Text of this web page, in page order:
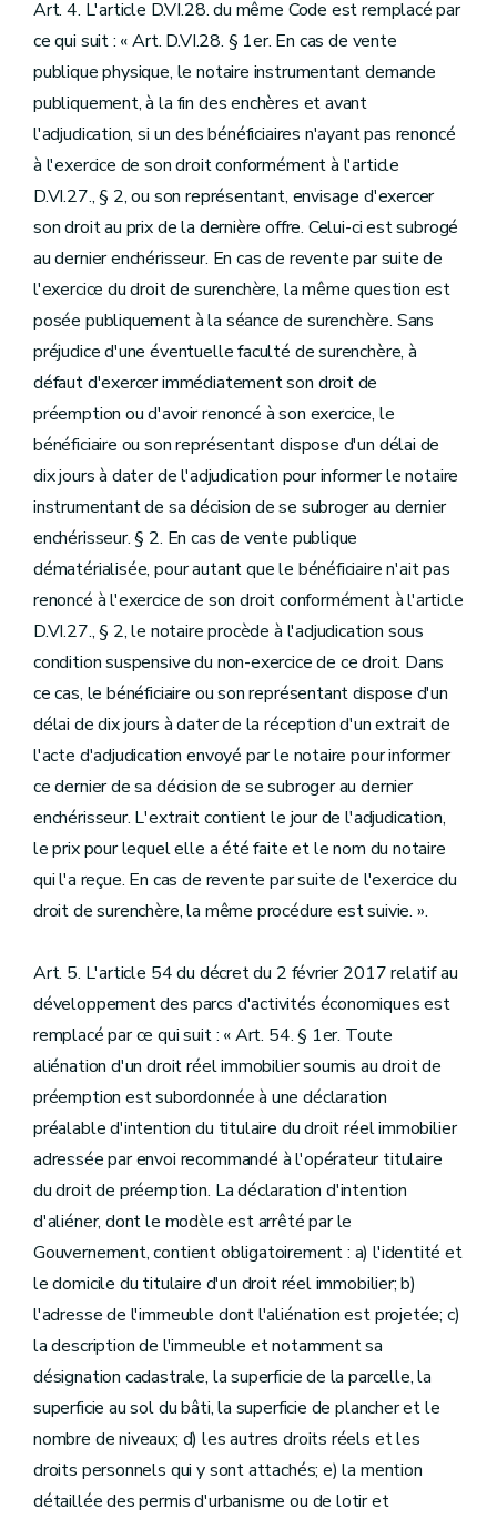
Art. 4. L'article D.VI.28. du même Code est remplacé par
ce qui suit : « Art. D.VI.28. § 1er. En cas de vente
publique physique, le notaire instrumentant demande
publiquement, à la fin des enchères et avant
l'adjudication, si un des bénéficiaires n'ayant pas renoncé
à l'exercice de son droit conformément à l'article
D.VI.27., § 2, ou son représentant, envisage d'exercer
son droit au prix de la dernière offre. Celui-ci est subrogé
au dernier enchérisseur. En cas de revente par suite de
l'exercice du droit de surenchère, la même question est
posée publiquement à la séance de surenchère. Sans
préjudice d'une éventuelle faculté de surenchère, à
défaut d'exercer immédiatement son droit de
préemption ou d'avoir renoncé à son exercice, le
bénéficiaire ou son représentant dispose d'un délai de
dix jours à dater de l'adjudication pour informer le notaire
instrumentant de sa décision de se subroger au dernier
enchérisseur. § 2. En cas de vente publique
dématérialisée, pour autant que le bénéficiaire n'ait pas
renoncé à l'exercice de son droit conformément à l'article
D.VI.27., § 2, le notaire procède à l'adjudication sous
condition suspensive du non-exercice de ce droit. Dans
ce cas, le bénéficiaire ou son représentant dispose d'un
délai de dix jours à dater de la réception d'un extrait de
l'acte d'adjudication envoyé par le notaire pour informer
ce dernier de sa décision de se subroger au dernier
enchérisseur. L'extrait contient le jour de l'adjudication,
le prix pour lequel elle a été faite et le nom du notaire
qui l'a reçue. En cas de revente par suite de l'exercice du
droit de surenchère, la même procédure est suivie. ».
Art. 5. L'article 54 du décret du 2 février 2017 relatif au
développement des parcs d'activités économiques est
remplacé par ce qui suit : « Art. 54. § 1er. Toute
aliénation d'un droit réel immobilier soumis au droit de
préemption est subordonnée à une déclaration
préalable d'intention du titulaire du droit réel immobilier
adressée par envoi recommandé à l'opérateur titulaire
du droit de préemption. La déclaration d'intention
d'aliéner, dont le modèle est arrêté par le
Gouvernement, contient obligatoirement : a) l'identité et
le domicile du titulaire d'un droit réel immobilier; b)
l'adresse de l'immeuble dont l'aliénation est projetée; c)
la description de l'immeuble et notamment sa
désignation cadastrale, la superficie de la parcelle, la
superficie au sol du bâti, la superficie de plancher et le
nombre de niveaux; d) les autres droits réels et les
droits personnels qui y sont attachés; e) la mention
détaillée des permis d'urbanisme ou de lotir et